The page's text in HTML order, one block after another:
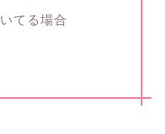
てる場合